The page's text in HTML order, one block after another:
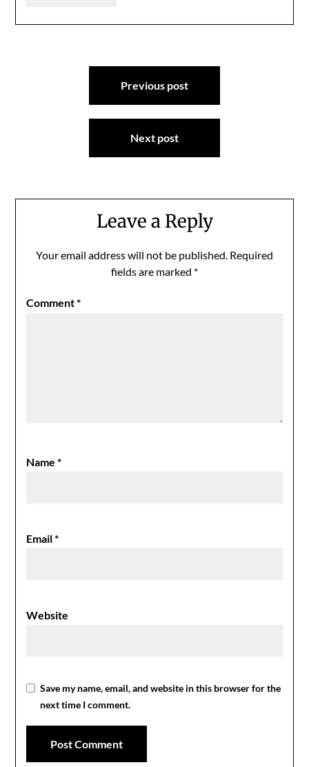
Previous post
Next post
Leave a Reply
Your email address will not be published. Required
fields are marked *
Comment*
Name*
Email*
Website
Save my name, email, and website in this browser for the
next time I comment.